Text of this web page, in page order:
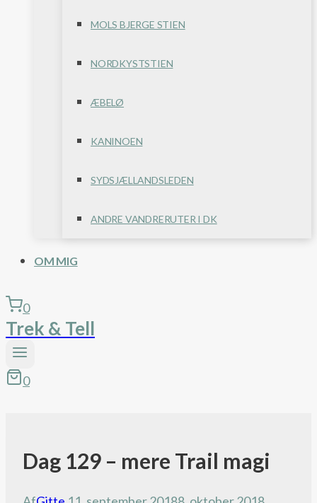
MOLS BJERGE STIEN
NORDKYSTSTIEN
ÆBELØ
KANINOEN
SYDSJÆLLANDSLEDEN
ANDRE VANDRERUTER I DK
OM MIG
0
Trek & Tell
0
Pacific
Crest
Trail
Dag 129 – mere Trail magi